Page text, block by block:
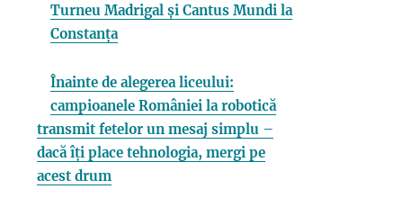
Turneu Madrigal și Cantus Mundi la
Constanța
Înainte de alegerea liceului:
campioanele României la robotică
transmit fetelor un mesaj simplu –
dacă îți place tehnologia, mergi pe
acest drum